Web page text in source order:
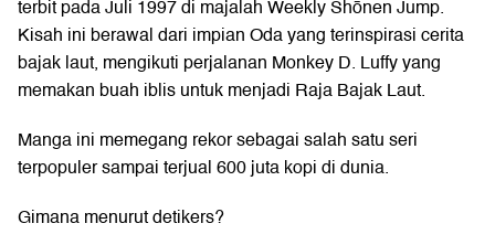
terbit pada Juli 1997 di majalah Weekly Shōnen Jump.
Kisah ini berawal dari impian Oda yang terinspirasi cerita
bajak laut, mengikuti perjalanan Monkey D. Luffy yang
memakan buah iblis untuk menjadi Raja Bajak Laut.
Manga ini memegang rekor sebagai salah satu seri
terpopuler sampai terjual 600 juta kopi di dunia.
Gimana menurut detikers?